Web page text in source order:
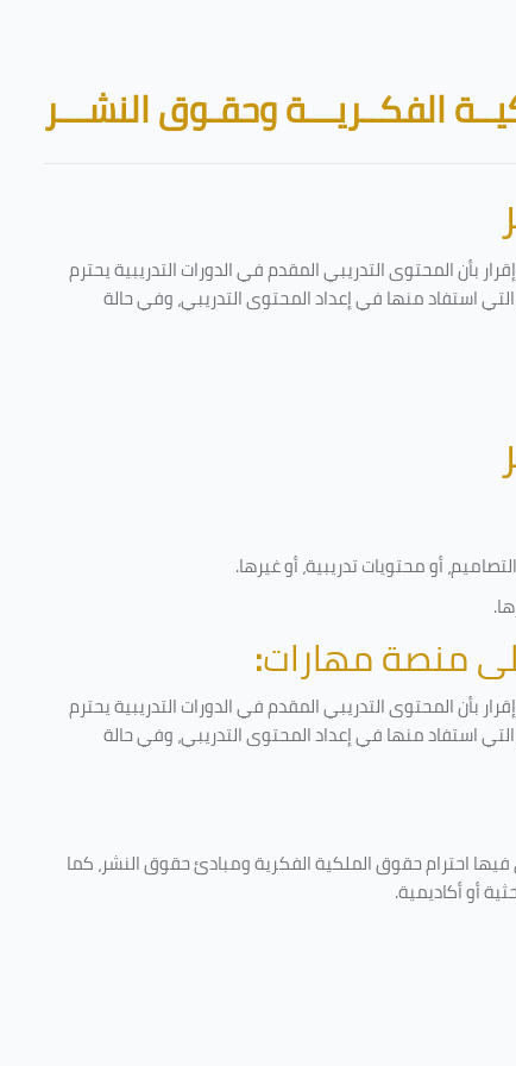
Blocks
الفكــريـــة وحقـوق النشـــر
بأن المحتوى التدريبي المقدم في الدورات التدريبية يحترم
التي استفاد منها في إعداد المحتوى التدريبي، وفي حالة
أو محتويات تدريبية، أو غيرها.
.
منصة مهارات:
بأن المحتوى التدريبي المقدم في الدورات التدريبية يحترم
التي استفاد منها في إعداد المحتوى التدريبي، وفي حالة
احترام حقوق الملكية الفكرية ومبادئ حقوق النشر، كما
أو أكاديمية.